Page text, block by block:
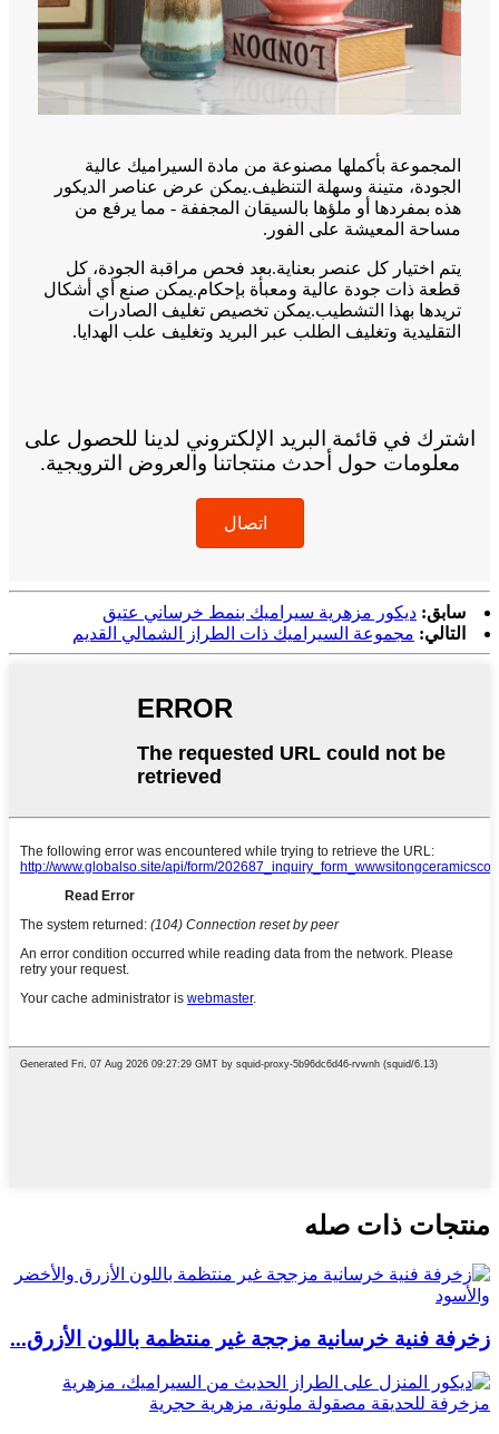
المجموعة بأكملها مصنوعة من مادة السيراميك عالية
الجودة، متينة وسهلة التنظيف.يمكن عرض عناصر الديكور
هذه بمفردها أو ملؤها بالسيقان المجففة - مما يرفع من
مساحة المعيشة على الفور.
يتم اختيار كل عنصر بعناية.بعد فحص مراقبة الجودة، كل
قطعة ذات جودة عالية ومعبأة بإحكام.يمكن صنع أي أشكال
تريدها بهذا التشطيب.يمكن تخصيص تغليف الصادرات
التقليدية وتغليف الطلب عبر البريد وتغليف علب الهدايا.
اشترك في قائمة البريد الإلكتروني لدينا للحصول على
معلومات حول أحدث منتجاتنا والعروض الترويجية.
اتصال
سابق: ديكور مزهرية سيراميك بنمط خرساني عتيق
التالي: مجموعة السيراميك ذات الطراز الشمالي القديم
منتجات ذات صله
زخرفة فنية خرسانية مزججة غير منتظمة باللون الأزرق...